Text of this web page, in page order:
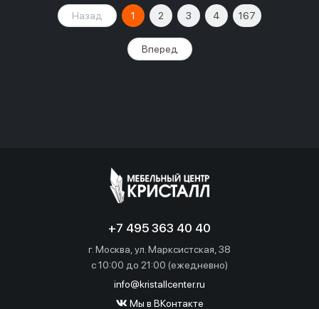
Назад 1 2 3 4 167
Вперед
+7 495 363 40 40
г. Москва, ул. Марксистская, 38
c 10:00 до 21:00 (ежедневно)
info@kristallcenter.ru
Мы в ВКонтакте